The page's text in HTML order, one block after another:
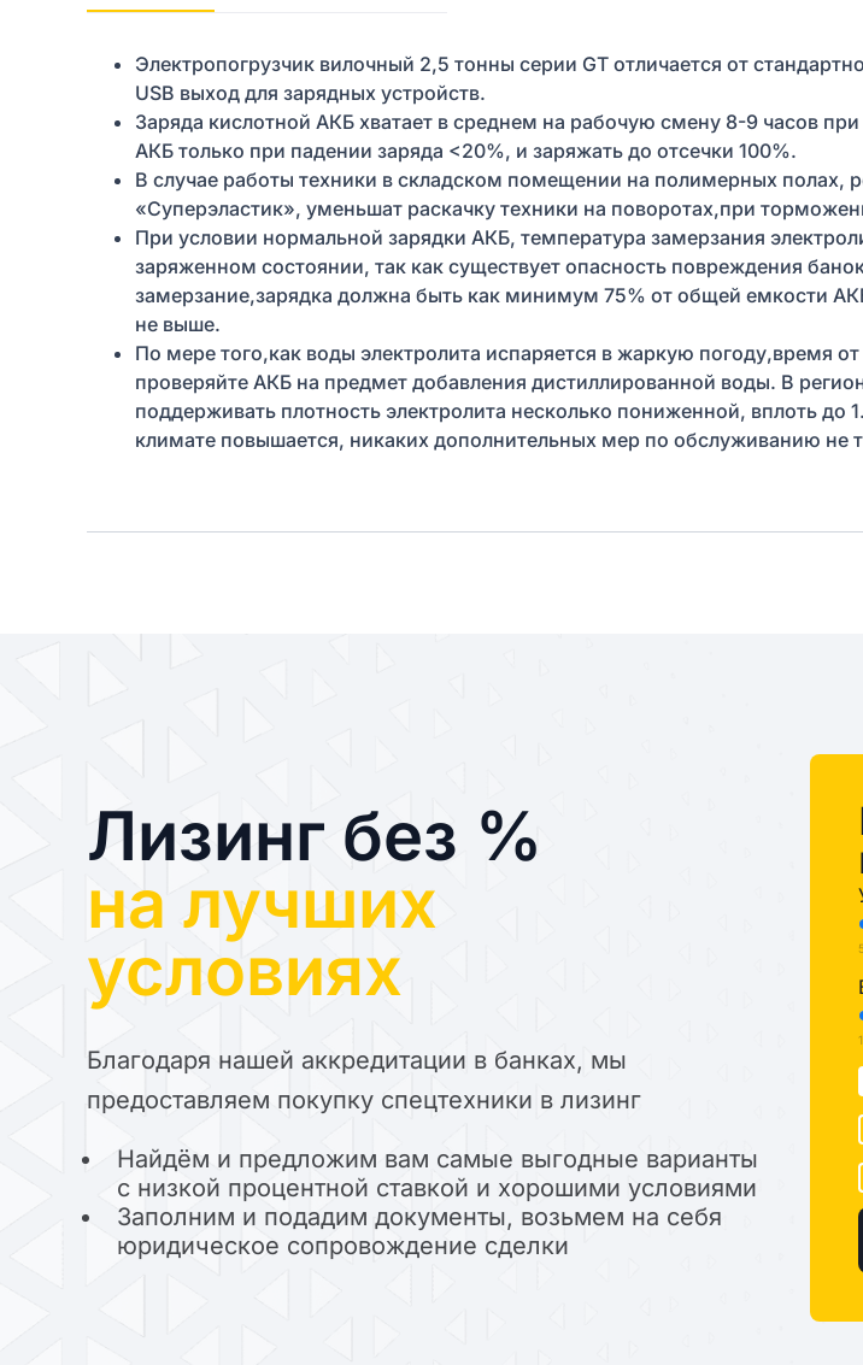
Электропогрузчик вилочный 2,5 тонны серии GT отличается от
USB выход для зарядных устройств.
Заряда кислотной АКБ хватает в среднем на рабочую смену 8-9 часов
АКБ только при падении заряда <20%, и заряжать до отсечки 100%.
В случае работы техники в складском помещении на полимерных полах,
«Суперэластик», уменьшат раскачку техники на поворотах,при
При условии нормальной зарядки АКБ, температура замерзания
заряженном состоянии, так как существует опасность повреждения
замерзание,зарядка должна быть как минимум 75% от общей емкости
не выше.
По мере того,как воды электролита испаряется в жаркую погоду,время
проверяйте АКБ на предмет добавления дистиллированной воды. В
поддерживать плотность электролита несколько пониженной, вплоть
климате повышается, никаких дополнительных мер по обслуживанию не
Лизинг без %
на лучших
условиях
Благодаря нашей аккредитации в банках, мы
предоставляем покупку спецтехники в лизинг
Найдём и предложим вам самые выгодные варианты
с низкой процентной ставкой и хорошими условиями
Заполним и подадим документы, возьмем на себя
юридическое сопровождение сделки
1